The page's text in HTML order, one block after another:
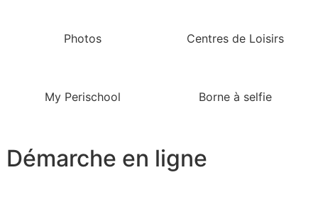
Photos Centres de Loisirs
My Perischool Borne à selfie
Démarche en ligne